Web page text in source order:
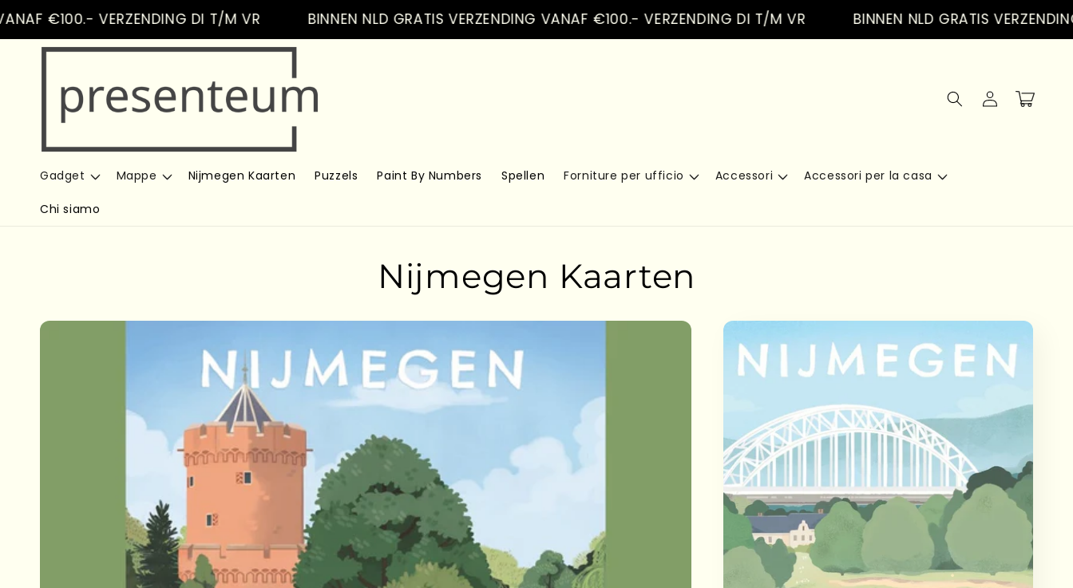
€100.- VERZENDING DI T/M VR BINNEN NLD GRATIS VERZENDING VANAF €100.- VERZENDING DI T/M VR BINNEN NLD GRATIS VERZENDING
Gadget Mappe Nijmegen Kaarten Puzzels Paint By Numbers Spellen Forniture per ufficio Accessori Accessori per la casa
Chi siamo
Accedi Carrello
Nijmegen Kaarten